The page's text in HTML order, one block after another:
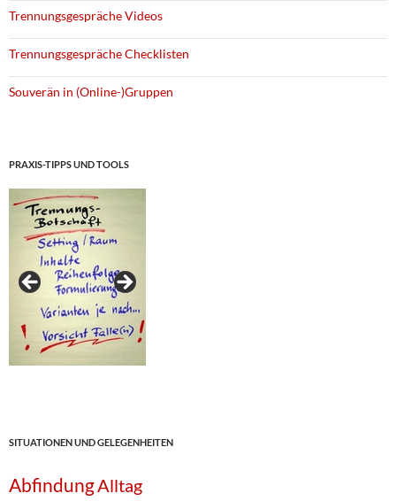
Trennungsgespräche Videos
Trennungsgespräche Checklisten
Souverän in (Online-)Gruppen
PRAXIS-TIPPS UND TOOLS
SITUATIONEN UND GELEGENHEITEN
AbfindungAlltag